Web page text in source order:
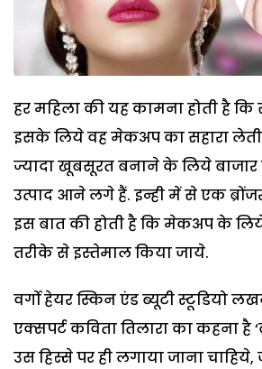
हर महिला की यह कामना होती है
इसके लिये वह मेकअप का सहारा
ज्यादा खूबसूरत बनाने के लिये
उत्पाद आने लगे हैं. इन्ही में से एक
इस बात की होती है कि मेकअप के लिये
तरीके से इस्तेमाल किया जाये.
वर्गो हेयर स्किन एंड ब्यूटी स्टूडियो
एक्सपर्ट कविता तिलारा का कहना है
उस हिस्से पर ही लगाया जाना